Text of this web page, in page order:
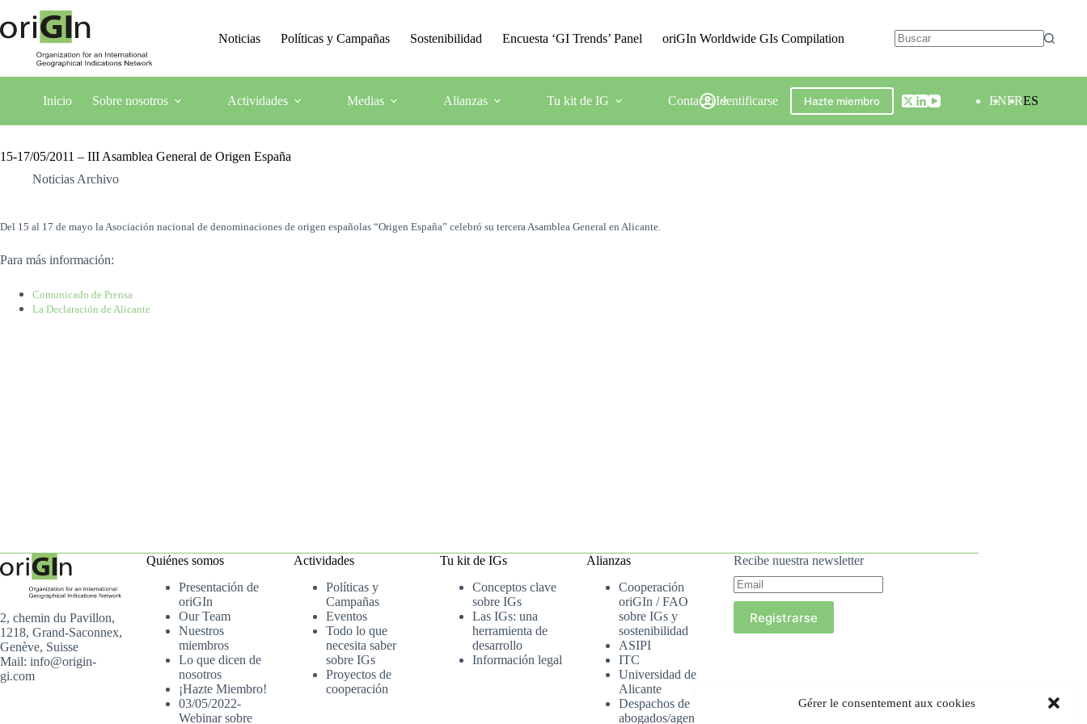
Gérer le consentement aux cookies
Noticias Políticas y Campañas Sostenibilidad Encuesta ‘GI Trends’ Panel oriGIn Worldwide GIs Compilation
Inicio Sobre nosotros Actividades Medias Alianzas Tu kit de IG ContactoIdentificarse Hazte miembro ENFRES
15-17/05/2011 – III Asamblea General de Origen España
Noticias Archivo
Del 15 al 17 de mayo la Asociación nacional de denominaciones de origen españolas “Origen España” celebró su tercera Asamblea General en Alicante.
Para más información:
Comunicado de Prensa
La Declaración de Alicante
2, chemin du Pavillon,
1218, Grand-Saconnex,
Genève, Suisse
Mail: info@origin-
gi.com
Quiénes somos
Presentación de
oriGIn
Our Team
Nuestros
miembros
Lo que dicen de
nosotros
¡Hazte Miembro!
03/05/2022-
Webinar sobre
Actividades
Políticas y
Campañas
Eventos
Todo lo que
necesita saber
sobre IGs
Proyectos de
cooperación
Tu kit de IGs
Conceptos clave
sobre IGs
Las IGs: una
herramienta de
desarrollo
Información legal
Alianzas
Cooperación
oriGIn / FAO
sobre IGs y
sostenibilidad
ASIPI
ITC
Universidad de
Alicante
Despachos de
abogados/agenci
Recibe nuestra newsletter
Registrarse